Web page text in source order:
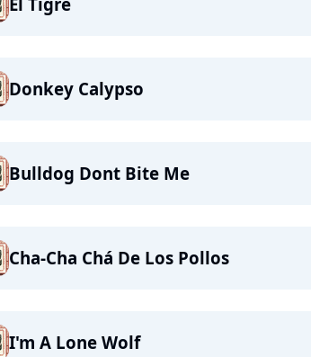
Donkey Calypso
Bulldog Dont Bite Me
Cha-Cha Chá De Los Pollos
I'm A Lone Wolf